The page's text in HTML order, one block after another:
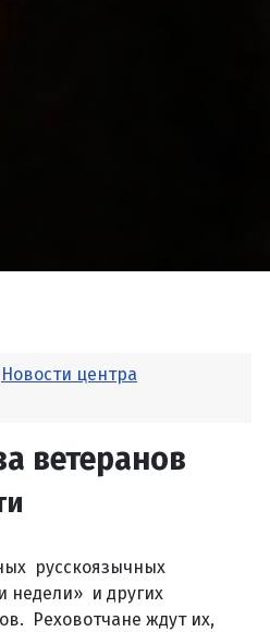
Новости центра
ветеранов
русскоязычных
недели» и других
Реховотчане ждут их,